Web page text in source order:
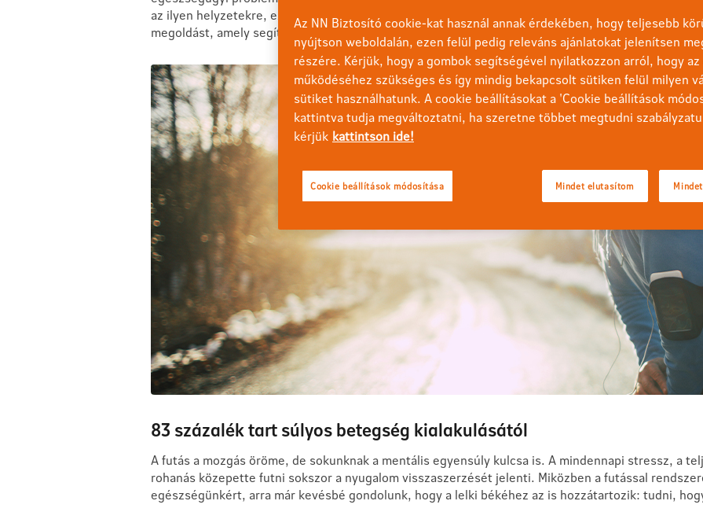
az ilyen helyzetekre, ezáltal megnyugvást, kiszámíthatóságot és biztonságot adva maguknak a
megoldást, amely segítségedre lehet ezen a téren.
83 százalék tart súlyos betegség kialakulásától
A futás a mozgás öröme, de sokunknak a mentális egyensúly kulcsa is. A mindennapi stressz, a
rohanás közepette futni sokszor a nyugalom visszaszerzését jelenti. Miközben a futással
egészségünkért, arra már kevésbé gondolunk, hogy a lelki békéhez az is hozzátartozik: tudni,
Az NN Biztosító cookie-kat használ annak érdekében, hogy teljesebb
nyújtson weboldalán, ezen felül pedig releváns ajánlatokat jelenítsen
részére. Kérjük, hogy a gombok segítségével nyilatkozzon arról, hogy az
működéséhez szükséges és így mindig bekapcsolt sütiken felül milyen
sütiket használhatunk. A cookie beállításokat a 'Cookie beállítások
kattintva tudja megváltoztatni, ha szeretne többet megtudni
kérjük kattintson ide!
Mindet elutasítom
Cookie beállítások módosítása